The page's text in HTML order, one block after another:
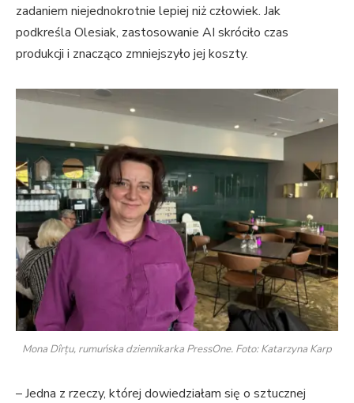
zadaniem niejednokrotnie lepiej niż człowiek. Jak
podkreśla Olesiak, zastosowanie AI skróciło czas
produkcji i znacząco zmniejszyło jej koszty.
Mona Dîrțu, rumuńska dziennikarka PressOne. Foto: Katarzyna Karp
– Jedna z rzeczy, której dowiedziałam się o sztucznej